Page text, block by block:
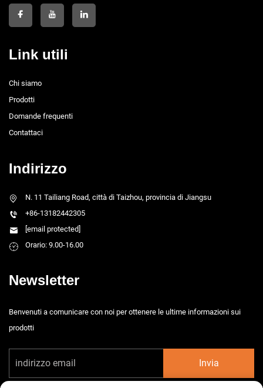
Link utili
Chi siamo
Prodotti
Domande frequenti
Contattaci
Indirizzo
N. 11 Tailiang Road, città di Taizhou, provincia di Jiangsu
+86-13182442305
[email protected]
Orario: 9.00-16.00
Newsletter
Benvenuti a comunicare con noi per ottenere le ultime informazioni sui
prodotti
Invia